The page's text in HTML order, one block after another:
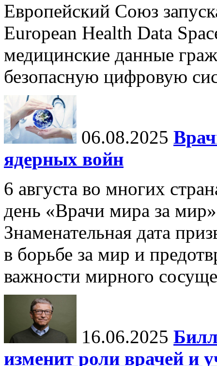
Европейский Союз
European Health Data
медицинские данные
безопасную цифровую
06.08.2025
ядерных войн
6 августа во многих
день «Врачи мира за
Знаменательная дата
в борьбе за мир и
важности мирного
16.06.2025
изменит роли врачей и